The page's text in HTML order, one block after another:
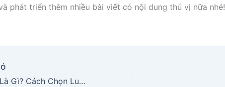
phát triển thêm nhiều bài viết có nội dung thú vị nữa nhé!
Luận điểm Là Gì? Cách Chọn Luận điểm Hay Cho Bài Phân Tích